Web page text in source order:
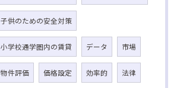
子供のための安全対策
小学校通学圏内の賃貸 データ 市場
物件評価 価格設定 効率的 法律